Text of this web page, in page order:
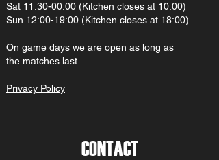
Sat 11:30-00:00 (Kitchen closes at 10:00)
Sun 12:00-19:00 (Kitchen closes at 18:00)
On game days we are open as long as
the matches last.
Privacy Policy
CONTACT